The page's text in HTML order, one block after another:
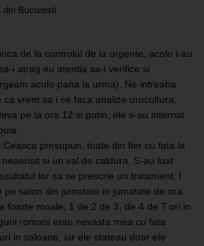
din Bucuresti
de la controlul de la urgente, acolo i-au
i atrag eu atentia sa-i verifice si
acolo pana la urma). Ne intreaba
vrem sa i se faca analize urocultura,
pe la ora 12 si putin, ele s-au internat
presupun, toate din fier cu fata la
si un val de caldura. S-au luat
lor sa se prescrie un tratament. I
salon din jumatate in jumatate de ora.
foarte moale, 1 de 2 de 3, de 4 de 7 ori in
romani erau nevasta mea cu fata
in saloane, iar ele stateau doar ele